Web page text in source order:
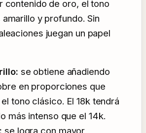
contenido de oro, el tono
y profundo. Sin
juegan un papel
se obtiene añadiendo
en proporciones que
tono clásico. El 18k tendrá
más intenso que el 14k.
se logra con mayor